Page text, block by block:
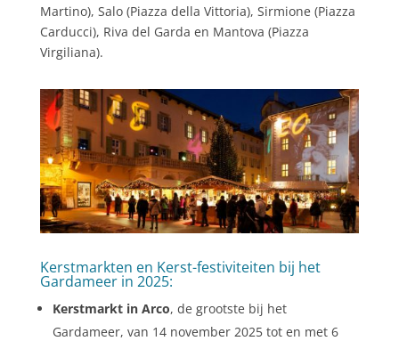
Martino), Salo (Piazza della Vittoria), Sirmione (Piazza
Carducci), Riva del Garda en Mantova (Piazza
Virgiliana).
Kerstmarkten en Kerst-festiviteiten bij het
Gardameer in 2025:
Kerstmarkt in Arco, de grootste bij het
Gardameer, van 14 november 2025 tot en met 6